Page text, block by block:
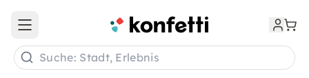
Open main menu
Suche: Stadt, Erlebnis